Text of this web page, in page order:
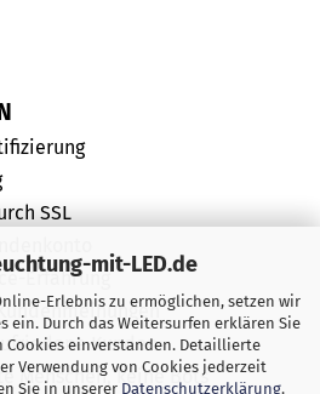
mit-LED.de
Erlebnis zu ermöglichen, setzen wir
ein. Durch das Weitersurfen erklären Sie
Cookies einverstanden. Detaillierte
Verwendung von Cookies jederzeit
Sie in unserer Datenschutzerklärung.
SSL
Erfahrung
Kunden
Menschen, keine Bots